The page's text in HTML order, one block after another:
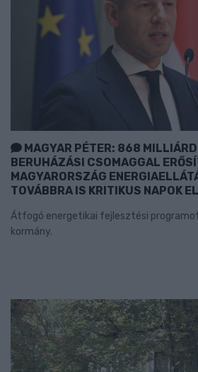
MAGYAR PÉTER: 868
BERUHÁZÁSI CSOMAGGAL
MAGYARORSZÁG
TOVÁBBRA IS KRITIKUS NAPOK
Átfogó energetikai fejlesztési
kormány.